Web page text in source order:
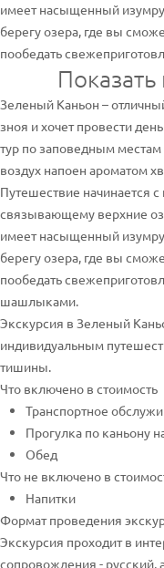
имеет насыщенный
берегу озера, где вы
пообедать
Зеленый Каньон –
зноя и хочет провести
тур по заповедным
воздух напоен ароматом
Путешествие начинается
связывающему верхние
имеет насыщенный
берегу озера, где вы
пообедать
шашлыками.
Экскурсия в Зеленый
индивидуальным
тишины.
Что включено в стоимость
Транспортное
Прогулка по каньону
Обед
Что не включено в
Напитки
Формат проведения
Экскурсия проходит в
сопровождения - русский,